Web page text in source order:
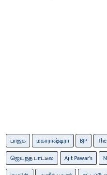
பாஜக மகாராஷ்டிரா BJP
ஜெயந்த் பாட்டீல்
Ajit Pawar’s